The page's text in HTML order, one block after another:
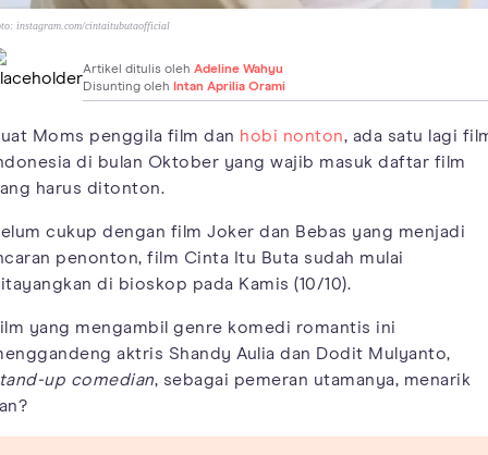
instagram.com/cintaitubutaofficial
Artikel ditulis oleh Adeline Wahyu
Disunting oleh Intan Aprilia Orami
Moms penggila film dan hobi nonton, ada satu lagi
di bulan Oktober yang wajib masuk daftar film
harus ditonton.
cukup dengan film Joker dan Bebas yang menjadi
penonton, film Cinta Itu Buta sudah mulai
di bioskop pada Kamis (10/10).
yang mengambil genre komedi romantis ini
aktris Shandy Aulia dan Dodit Mulyanto,
up comedian, sebagai pemeran utamanya, menarik